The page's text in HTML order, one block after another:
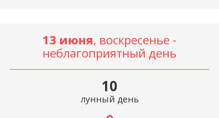
13 июня, воскресенье -
неблагоприятный день
10
лунный день